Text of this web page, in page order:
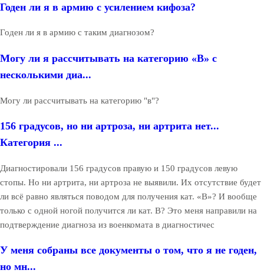
Годен ли я в армию с усилением кифоза?
Годен ли я в армию с таким диагнозом?
Могу ли я рассчитывать на категорию «В» с
несколькими диа...
Могу ли рассчитывать на категорию "в"?
156 градусов, но ни артроза, ни артрита нет...
Категория ...
Диагностировали 156 градусов правую и 150 градусов левую
стопы. Но ни артрита, ни артроза не выявили. Их отсутствие будет
ли всё равно являться поводом для получения кат. «В»? И вообще
только с одной ногой получится ли кат. В? Это меня направили на
подтверждение диагноза из военкомата в диагностичес
У меня собраны все документы о том, что я не годен,
но мн...